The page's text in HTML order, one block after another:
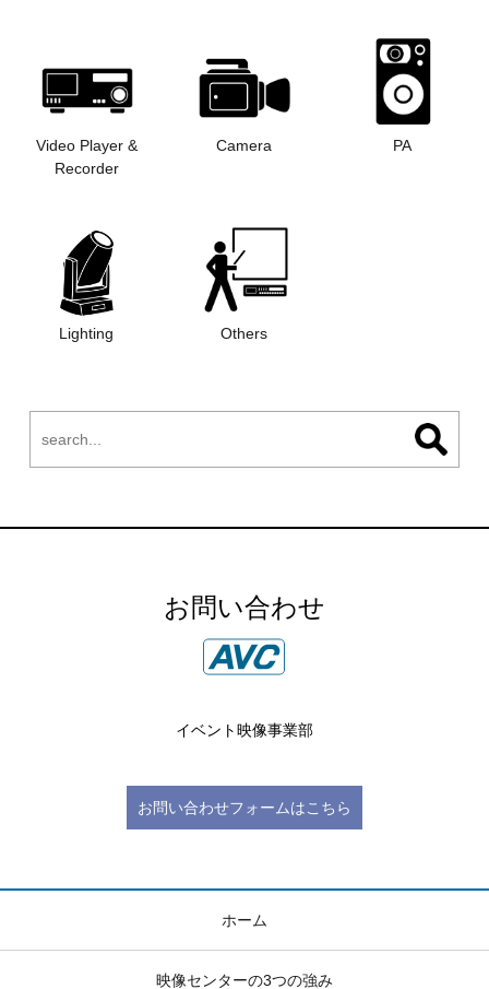
Video Player &
Recorder
Camera PA
Lighting Others
お問い合わせ
イベント映像事業部
お問い合わせフォームはこちら
ホーム
映像センターの3つの強み